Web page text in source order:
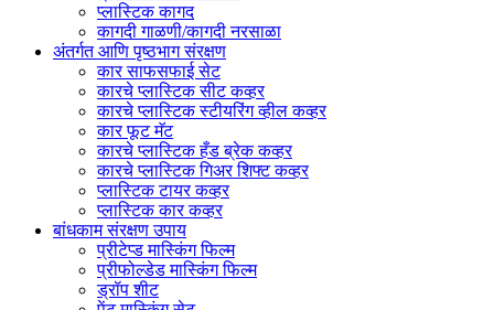
प्लास्टिक कागद
कागदी गाळणी/कागदी नरसाळा
अंतर्गत आणि पृष्ठभाग संरक्षण
कार साफसफाई सेट
कारचे प्लास्टिक सीट कव्हर
कारचे प्लास्टिक स्टीयरिंग व्हील कव्हर
कार फूट मॅट
कारचे प्लास्टिक हँड ब्रेक कव्हर
कारचे प्लास्टिक गिअर शिफ्ट कव्हर
प्लास्टिक टायर कव्हर
प्लास्टिक कार कव्हर
बांधकाम संरक्षण उपाय
प्रीटेप्ड मास्किंग फिल्म
प्रीफोल्डेड मास्किंग फिल्म
ड्रॉप शीट